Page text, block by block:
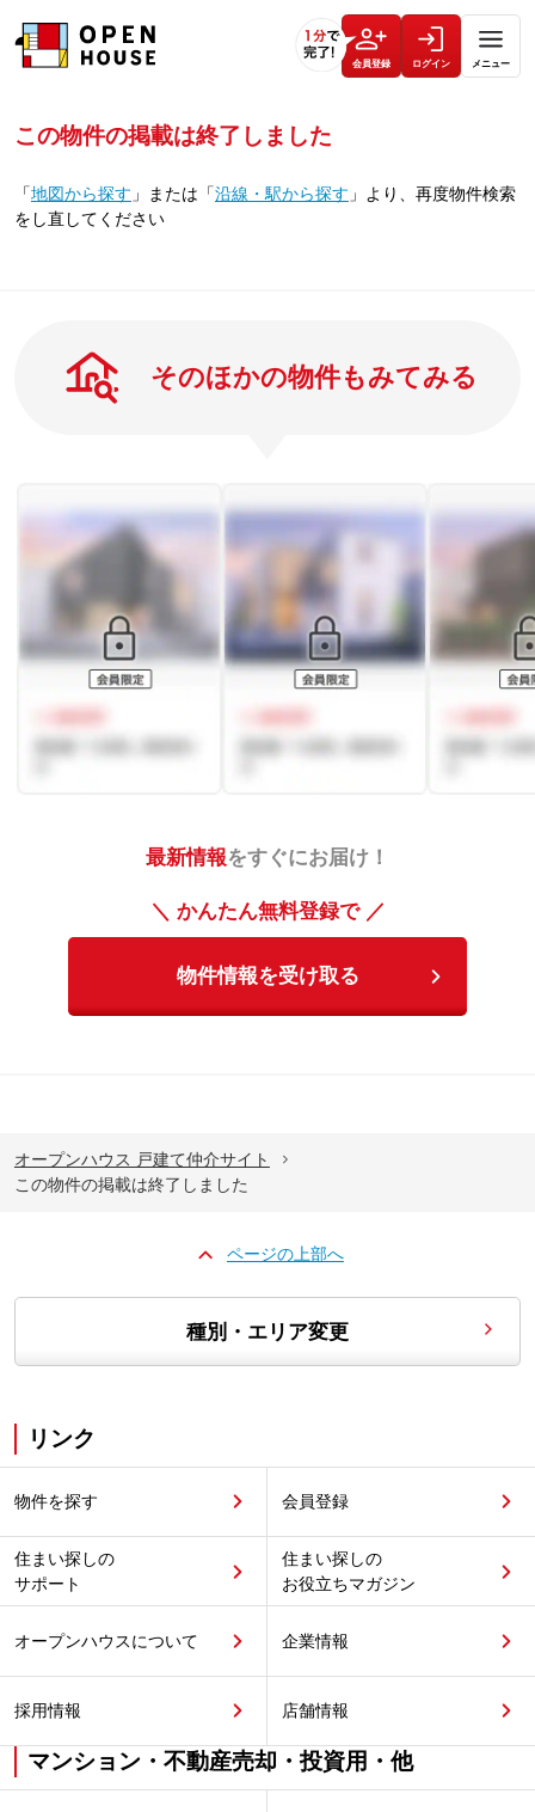
会員登録 ログイン メニュー
この物件の掲載は終了しました
「地図から探す 」 または 「沿線・駅から探す 」 より、再度物件検索
をし直してください
そのほかの物件もみてみる
最新情報をすぐにお届け！
＼ かんたん無料登録で ／
物件情報を受け取る
オープンハウス 戸建て仲介サイト
この物件の掲載は終了しました
ページの上部へ
種別・エリア変更
リンク
物件を探す 会員登録
住まい探しの
サポート
住まい探しの
お役立ちマガジン
オープンハウスについて 企業情報
採用情報 店舗情報
マンション・不動産売却・投資用・他